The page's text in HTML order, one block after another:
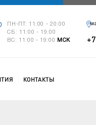
ПН-ПТ: 11:00 - 20:00
СБ: 11:00 - 19:00
ВС: 11:00 - 19:00
МСК
КОНТАКТЫ